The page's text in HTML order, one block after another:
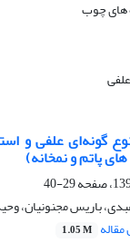
گونه‌ای علفی و
پاتم و نمخانه)
29-40
باریس مجنونیان،
1.05 M